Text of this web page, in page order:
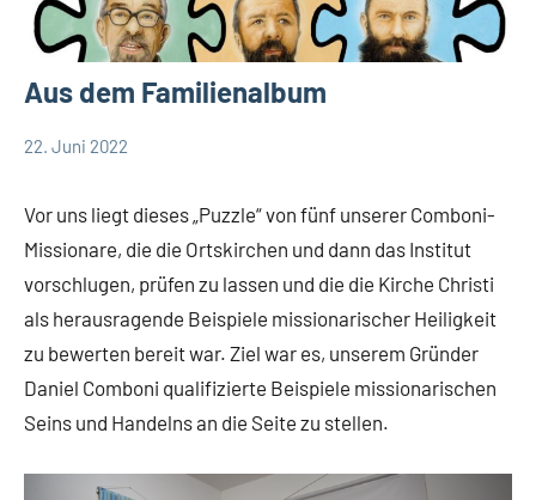
Aus dem Familienalbum
22. Juni 2022
Vor uns liegt dieses „Puzzle“ von fünf unserer Comboni-
Missionare, die die Ortskirchen und dann das Institut
vorschlugen, prüfen zu lassen und die die Kirche Christi
als herausragende Beispiele missionarischer Heiligkeit
zu bewerten bereit war. Ziel war es, unserem Gründer
Daniel Comboni qualifizierte Beispiele missionarischen
Seins und Handelns an die Seite zu stellen.